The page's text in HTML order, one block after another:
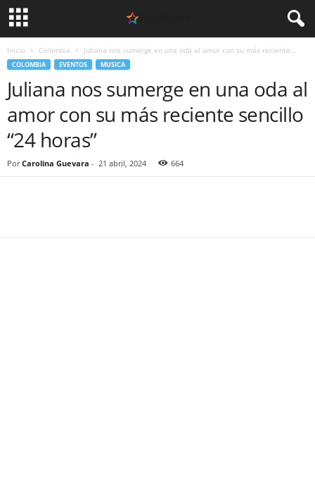
Inicio Colombia Juliana nos sumerge en una oda al amor con su más reciente...
COLOMBIA EVENTOS MUSICA
Juliana nos sumerge en una oda al
amor con su más reciente sencillo
“24 horas”
Por Carolina Guevara - 21 abril, 2024 664